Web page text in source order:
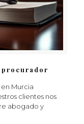
Murcia
clientes nos
abogado y